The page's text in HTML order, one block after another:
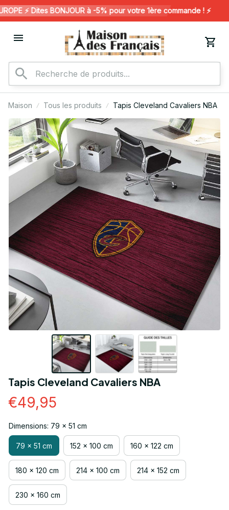
⚡️ Dites BONJOUR à -5% pour votre 1ère commande ! ⚡️
Maison Tous les produits Tapis Cleveland Cavaliers NBA
Tapis Cleveland Cavaliers NBA
€49,95
Dimensions: 79 x 51 cm
79 x 51 cm 152 x 100 cm 160 x 122 cm
180 x 120 cm 214 x 100 cm 214 x 152 cm
230 x 160 cm